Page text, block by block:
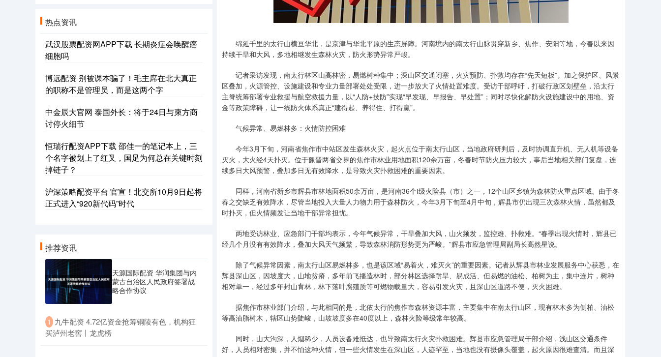
绵延千里的太行山横亘华北，是京津与华北平原的生态屏障。河南境内的南太行山脉贯穿新乡、焦作、安阳等地，今春以来因
持续干旱和大风，多地相继发生森林火灾，防火形势异常严峻。
记者采访发现，南太行林区山高林密，易燃树种集中；深山区交通闭塞，火灾预防、扑救均存在“先天短板”。加之保护区、风景
区叠加，火源管控、设施建设和专业力量部署处处受限，进一步放大了火情处置难度。受访干部呼吁，打破行政区划壁垒，沿太行
主脊统筹部署专业救援与航空救援力量，以“人防+技防”实现“早发现、早报告、早处置”；同时尽快化解防火设施建设中的用地、资
金等政策障碍，让一线防火体系真正“建得起、养得住、打得赢”。
气候异常、易燃林多：火情防控困难
今年3月下旬，河南省焦作市中站区发生森林火灾，起火点位于南太行山区，当地政府研判后，及时协调直升机、无人机等设备
灭火，大火经4天扑灭。位于豫晋两省交界的焦作市林业用地面积120余万亩，冬春时节防火压力较大，事后当地相关部门复盘，连
续多日大风预警，叠加多日无有效降水，是导致火灾扑救困难的重要因素。
同样，河南省新乡市辉县市林地面积50余万亩，是河南36个Ⅰ级火险县（市）之一，12个山区乡镇为森林防火重点区域。由于冬
春之交缺乏有效降水，尽管当地投入大量人力物力用于森林防火，今年3月下旬至4月中旬，辉县市仍出现三次森林火情，虽然都及
时扑灭，但火情频发让当地干部异常担忧。
两地受访林业、应急部门干部均表示，今年气候异常，干旱叠加大风，山火频发，监控难、扑救难。“春季出现火情时，辉县已
经几个月没有有效降水，叠加大风天气频繁，导致森林消防形势更为严峻。”辉县市应急管理局副局长高然星说。
除了气候异常因素，南太行山区易燃林多，也是该区域“易着火，难灭火”的重要因素。记者从辉县市林业发展服务中心获悉，在
辉县深山区，因坡度大，山地贫瘠，多年前飞播造林时，部分林区选择耐旱、易成活、但易燃的油松、柏树为主，集中连片，树种
相对单一，经过多年封山育林，林下落叶腐殖质等可燃物载量大，容易引发火灾，且深山区道路不便，灭火困难。
据焦作市林业部门介绍，与此相同的是，北依太行的焦作市森林资源丰富，主要集中在南太行山区，现有林木多为侧柏、油松
等高油脂树木，辖区山势陡峻，山坡坡度多在40度以上，森林火险等级常年较高。
同时，山大沟深，人烟稀少，人员设备难抵达，也导致南太行火灾扑救困难。辉县市应急管理局干部介绍，浅山区交通条件
好，人员相对密集，并不怕这种火情，但一些火情发生在深山区，人迹罕至，当地也没有摄像头覆盖，起火原因很难查清。而且深
热点资讯
武汉股票配资网APP下载 长期炎症会唤醒癌
细胞吗
博远配资 别被课本骗了！毛主席在北大真正
的职称不是管理员，而是这两个字
中金辰大官网 泰国外长：将于24日与柬方商
讨停火细节
恒瑞行配资APP下载 邵佳一的笔记本上，三
个名字被划上了红叉，国足为何总在关键时刻
掉链子？
沪深策略配资平台 官宣！北交所10月9日起将
正式进入“920新代码”时代
推荐资讯
天源国际配资 华润集团与内
蒙古自治区人民政府签署战
略合作协议
1 ​九牛配资 4.72亿资金抢筹铜陵有色，机构狂
买泸州老窖丨龙虎榜